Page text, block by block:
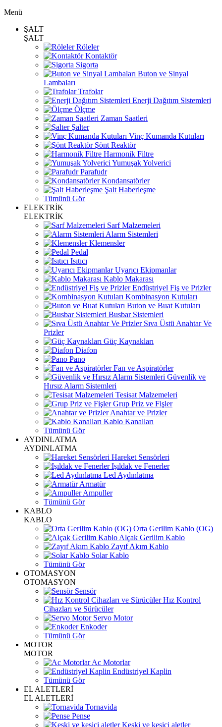
Menü
ŞALT
ŞALT
Röleler
Kontaktör
Sigorta
Buton ve Sinyal
Lambaları
Trafolar
Enerji Dağıtım Sistemleri
Ölçme
Zaman Saatleri
Şalter
Vinç Kumanda Kutuları
Şönt Reaktör
Harmonik Filtre
Yumuşak Yolverici
Parafudr
Kondansatörler
Şalt Haberleşme
Tümünü Gör
ELEKTRİK
ELEKTRİK
Sarf Malzemeleri
Alarm Sistemleri
Klemensler
Pedal
Isıtıcı
Uyarıcı Ekipmanlar
Kablo Makarası
Endüstriyel Fiş ve Prizler
Kombinasyon Kutuları
Buton ve Buat Kutuları
Busbar Sistemleri
Sıva Üstü Anahtar Ve
Prizler
Güç Kaynakları
Diafon
Pano
Fan ve Aspiratörler
Güvenlik ve
Hırsız Alarm Sistemleri
Tesisat Malzemeleri
Grup Priz ve Fişler
Anahtar ve Prizler
Kablo Kanalları
Tümünü Gör
AYDINLATMA
AYDINLATMA
Hareket Sensörleri
Işıldak ve Fenerler
Led Aydınlatma
Armatür
Ampuller
Tümünü Gör
KABLO
KABLO
Orta Gerilim Kablo (OG)
Alçak Gerilim Kablo
Zayıf Akım Kablo
Solar Kablo
Tümünü Gör
OTOMASYON
OTOMASYON
Sensör
Hız Kontrol
Cihazları ve Sürücüler
Servo Motor
Enkoder
Tümünü Gör
MOTOR
MOTOR
Ac Motorlar
Endüstriyel Kaplin
Tümünü Gör
EL ALETLERİ
EL ALETLERİ
Tornavida
Pense
Keski ve kesici aletler